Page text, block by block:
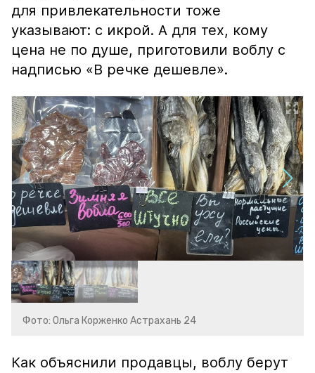
для привлекательности тоже
указывают: с икрой. А для тех, кому
цена не по душе, приготовили воблу с
надписью «В речке дешевле».
Фото: Ольга Корженко Астрахань 24
Как объяснили продавцы, воблу берут